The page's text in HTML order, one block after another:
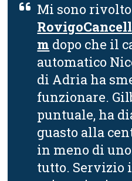
Mi sono
m dopo che il
automatico
di Adria ha
funzionare.
puntuale, ha
guasto alla
in meno di
tutto. Servizio